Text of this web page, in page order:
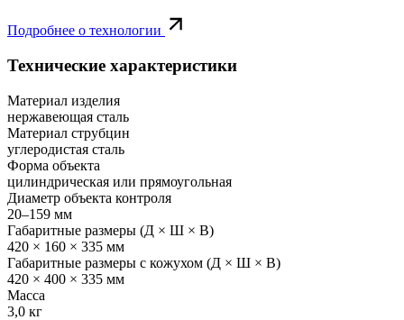
Подробнее о технологии
Технические характеристики
Материал изделия
нержавеющая сталь
Материал струбцин
углеродистая сталь
Форма объекта
цилиндрическая или прямоугольная
Диаметр объекта контроля
20–159 мм
Габаритные размеры (Д × Ш × В)
420 × 160 × 335 мм
Габаритные размеры с кожухом (Д × Ш × В)
420 × 400 × 335 мм
Масса
3,0 кг